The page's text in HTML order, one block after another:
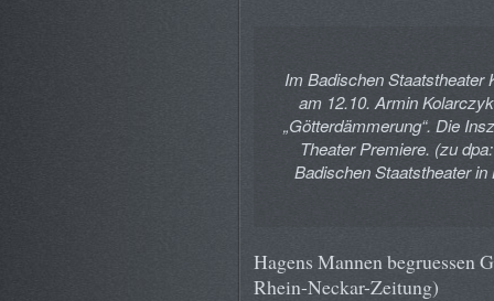
Im Badischen Staatstheater
am 12.10. Armin
„Götterdämmerung“. Die
Theater Premiere. (zu
Badischen Staatstheater
Hagens Mannen
Rhein-Neckar-Zeitung)